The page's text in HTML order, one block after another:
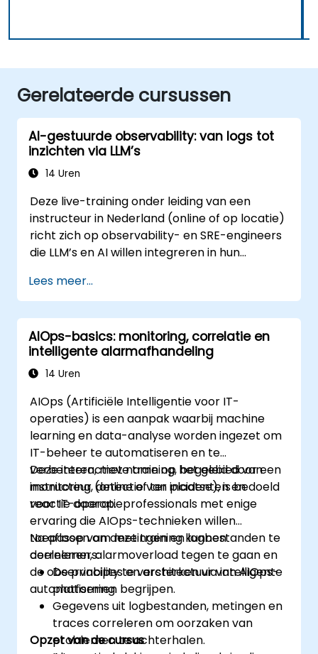
Gerelateerde cursussen
AI-gestuurde observability: van logs tot
inzichten via LLM’s
14 Uren
Deze live-training onder leiding van een
instructeur in Nederland (online of op locatie)
richt zich op observability- en SRE-engineers
die LLM’s en AI willen integreren in hun
incidentanalyseprocessen.
Lees meer...
AIOps-basics: monitoring, correlatie en
intelligente alarmafhandeling
14 Uren
AIOps (Artificiële Intelligentie voor IT-
operaties) is een aanpak waarbij machine
learning en data-analyse worden ingezet om
IT-beheer te automatiseren en te
verbeteren, met name op het gebied van
monitoring, detectie van incidenten en
reactie daarop.
Deze interactieve training, begeleid door een
instructeur (online of ter plaatse), is bedoeld
voor IT-operatieprofessionals met enige
ervaring die AIOps-technieken willen
toepassen om metingen en logbestanden te
correleren, alarmoverload tegen te gaan en
de observability te versterken via intelligente
automatisering.
Na afloop van deze training kunnen
deelnemers:
De principes en architectuur van AIOps-
platformen begrijpen.
Gegevens uit logbestanden, metingen en
traces correleren om oorzaken van
problemen te achterhalen.
Opzet van de cursus